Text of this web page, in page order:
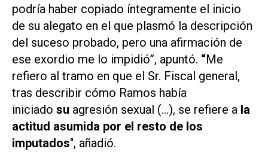
podría haber copiado íntegramente el inicio
de su alegato en el que plasmó la descripción
del suceso probado, pero una afirmación de
ese exordio me lo impidió”, apuntó. “Me
refiero al tramo en que el Sr. Fiscal general,
tras describir cómo Ramos había
iniciado su agresión sexual (...), se refiere a la
actitud asumida por el resto de los
imputados", añadió.